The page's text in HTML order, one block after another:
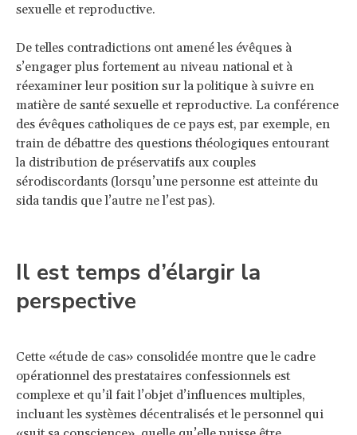
sexuelle et reproductive.
De telles contradictions ont amené les évêques à
s’engager plus fortement au niveau national et à
réexaminer leur position sur la politique à suivre en
matière de santé sexuelle et reproductive. La conférence
des évêques catholiques de ce pays est, par exemple, en
train de débattre des questions théologiques entourant
la distribution de préservatifs aux couples
sérodiscordants (lorsqu’une personne est atteinte du
sida tandis que l’autre ne l’est pas).
Il est temps d’élargir la
perspective
Cette «étude de cas» consolidée montre que le cadre
opérationnel des prestataires confessionnels est
complexe et qu’il fait l’objet d’influences multiples,
incluant les systèmes décentralisés et le personnel qui